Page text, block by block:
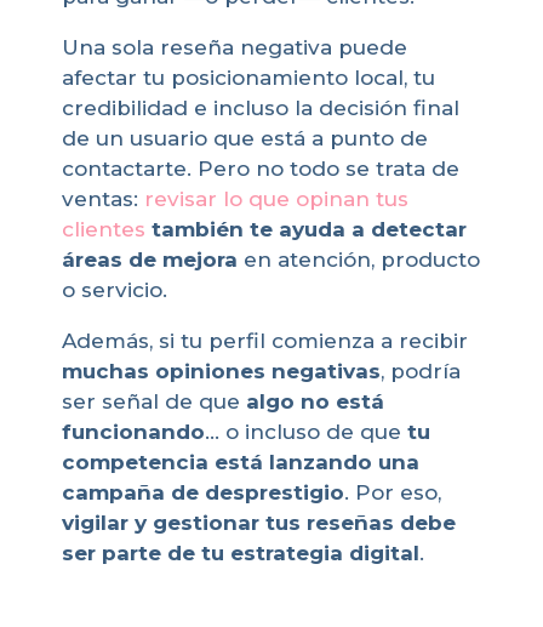
Una sola reseña negativa puede
afectar tu posicionamiento local, tu
credibilidad e incluso la decisión final
de un usuario que está a punto de
contactarte. Pero no todo se trata de
ventas: revisar lo que opinan tus
clientes también te ayuda a detectar
áreas de mejora en atención, producto
o servicio.
Además, si tu perfil comienza a recibir
muchas opiniones negativas, podría
ser señal de que algo no está
funcionando… o incluso de que tu
competencia está lanzando una
campaña de desprestigio. Por eso,
vigilar y gestionar tus reseñas debe
ser parte de tu estrategia digital.